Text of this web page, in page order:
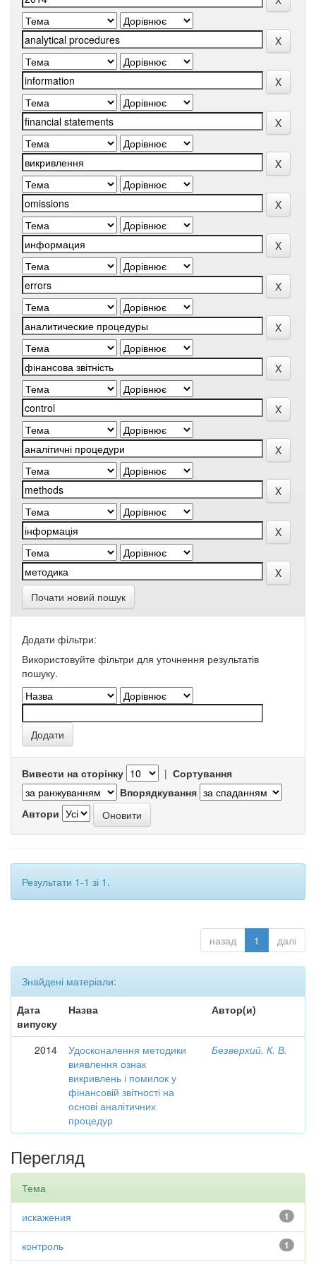
Почати новий пошук
Додати фільтри:
Використовуйте фільтри для уточнення результатів
пошуку.
Вивести на сторінку | Сортування
Впорядкування
Автори
Результати 1-1 зі 1.
назад 1 далі
Знайдені матеріали:
Дата
випуску
Назва Автор(и)
2014
Удосконалення методики
виявлення ознак
викривлень і помилок у
фінансовій звітності на
основі аналітичних
процедур
Безверхий, К. В.
Перегляд
Тема
1
искажения
1
контроль